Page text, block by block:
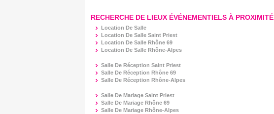
RECHERCHE DE LIEUX ÉVÉNEMENTIELS À PROXIMITÉ
Location De Salle
Location De Salle Saint Priest
Location De Salle Rhône 69
Location De Salle Rhône-Alpes
Salle De Réception Saint Priest
Salle De Réception Rhône 69
Salle De Réception Rhône-Alpes
Salle De Mariage Saint Priest
Salle De Mariage Rhône 69
Salle De Mariage Rhône-Alpes